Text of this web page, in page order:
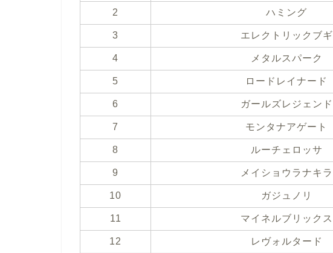
2 ハミング
3 エレクトリックブギ
4 メタルスパーク
5 ロードレイナード
6 ガールズレジェンド
7 モンタナアゲート
8 ルーチェロッサ
9 メイショウラナキラ
10 ガジュノリ
11 マイネルブリックス
12 レヴォルタード